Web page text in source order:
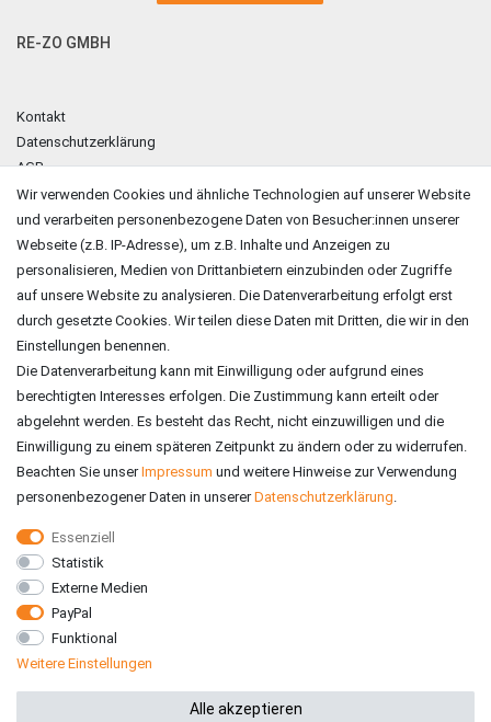
RE-ZO GMBH
Kontakt
Datenschutzerklärung
AGB
Impressum
ZAHLUNGSARTEN
VERSAND
Wir verwenden Cookies und ähnliche Technologien auf unserer Website
und verarbeiten personenbezogene Daten von Besucher:innen unserer
Webseite (z.B. IP-Adresse), um z.B. Inhalte und Anzeigen zu
personalisieren, Medien von Drittanbietern einzubinden oder Zugriffe
auf unsere Website zu analysieren. Die Datenverarbeitung erfolgt erst
durch gesetzte Cookies. Wir teilen diese Daten mit Dritten, die wir in den
Einstellungen benennen.
Die Datenverarbeitung kann mit Einwilligung oder aufgrund eines
berechtigten Interesses erfolgen. Die Zustimmung kann erteilt oder
abgelehnt werden. Es besteht das Recht, nicht einzuwilligen und die
Einwilligung zu einem späteren Zeitpunkt zu ändern oder zu widerrufen.
Beachten Sie unserImpressum und weitere Hinweise zur Verwendung
personenbezogener Daten in unsererDaten­schutz­erklärung.
Essenziell
Statistik
Externe Medien
PayPal
Funktional
Weitere Einstellungen
Alle akzeptieren